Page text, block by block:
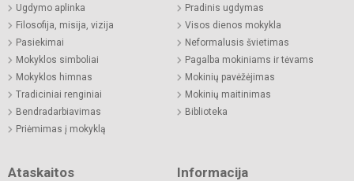
Ugdymo aplinka
Filosofija, misija, vizija
Pasiekimai
Mokyklos simboliai
Mokyklos himnas
Tradiciniai renginiai
Bendradarbiavimas
Priėmimas į mokyklą
Pradinis ugdymas
Visos dienos mokykla
Neformalusis švietimas
Pagalba mokiniams ir tėvams
Mokinių pavėžėjimas
Mokinių maitinimas
Biblioteka
Ataskaitos Informacija